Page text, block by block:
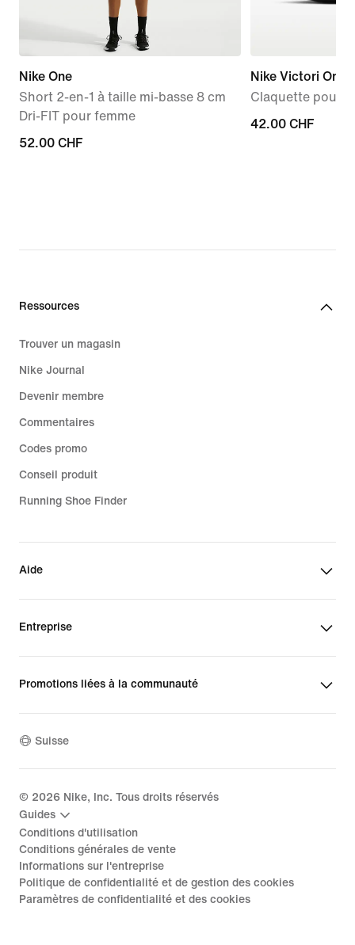
Nike One
Short 2-en-1 à taille mi-basse 8 cm
Dri-FIT pour femme
52.00 CHF
52.00 CHF
Nike Victori One
Claquette pour
42.00 CHF
42.00 CHF
Ressources
Trouver un magasin
Nike Journal
Devenir membre
Commentaires
Codes promo
Conseil produit
Running Shoe Finder
Aide
Entreprise
Promotions liées à la communauté
Suisse
© 2026 Nike, Inc. Tous droits réservés
Guides
Conditions d'utilisation
Conditions générales de vente
Informations sur l'entreprise
Politique de confidentialité et de gestion des cookies
Paramètres de confidentialité et des cookies